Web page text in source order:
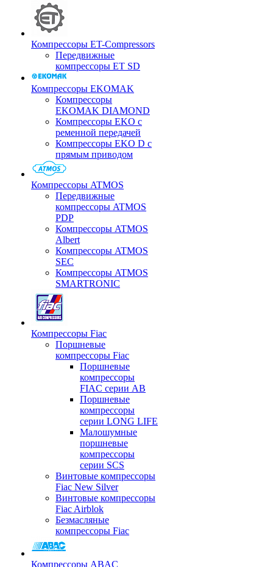
Компрессоры ET-Compressors
Передвижные
компрессоры ET SD
Компрессоры EKOMAK
Компрессоры
EKOMAK DIAMOND
Компрессоры EKO c
ременной передачей
Компрессоры EKO D с
прямым приводом
Компрессоры ATMOS
Передвижные
компрессоры ATMOS
PDP
Компрессоры ATMOS
Albert
Компрессоры ATMOS
SEC
Компрессоры ATMOS
SMARTRONIC
Компрессоры Fiac
Поршневые
компрессоры Fiac
Поршневые
компрессоры
FIAC серии AB
Поршневые
компрессоры
серии LONG LIFE
Малошумные
поршневые
компрессоры
серии SCS
Винтовые компрессоры
Fiac New Silver
Винтовые компрессоры
Fiac Airblok
Безмасляные
компрессоры Fiac
Компрессоры ABAC